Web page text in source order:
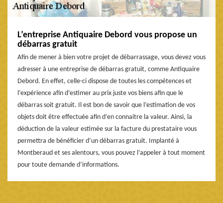
L’entreprise Antiquaire Debord vous propose un
débarras gratuit
Afin de mener à bien votre projet de débarrassage, vous devez vous
adresser à une entreprise de débarras gratuit, comme Antiquaire
Debord. En effet, celle-ci dispose de toutes les compétences et
l’expérience afin d’estimer au prix juste vos biens afin que le
débarras soit gratuit. Il est bon de savoir que l’estimation de vos
objets doit être effectuée afin d’en connaitre la valeur. Ainsi, la
déduction de la valeur estimée sur la facture du prestataire vous
permettra de bénéficier d’un débarras gratuit. Implanté à
Montberaud et ses alentours, vous pouvez l’appeler à tout moment
pour toute demande d’informations.